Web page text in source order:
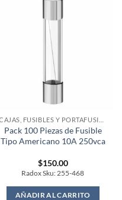
Pack 100 Piezas de Fusible
Tipo Americano 10A 250vca
$150.00
Radox Sku: 255-468
AÑADIR AL CARRITO